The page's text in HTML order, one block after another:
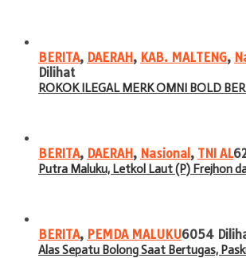
BERITA, DAERAH, KAB. MALTENG,
Dilihat
ROKOK ILEGAL MERK OMNI BOLD
BERITA, DAERAH, Nasional , TNI AL
Putra Maluku, Letkol Laut (P) Frejhon
BERITA, PEMDA MALUKU6054
Alas Sepatu Bolong Saat Bertugas,